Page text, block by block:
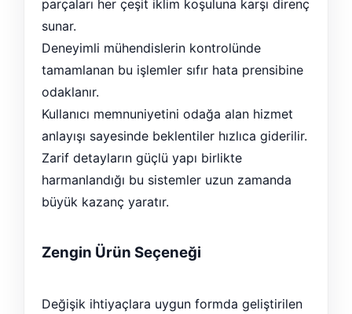
parçaları her çeşit iklim koşuluna karşı direnç
sunar.
Deneyimli mühendislerin kontrolünde
tamamlanan bu işlemler sıfır hata prensibine
odaklanır.
Kullanıcı memnuniyetini odağa alan hizmet
anlayışı sayesinde beklentiler hızlıca giderilir.
Zarif detayların güçlü yapı birlikte
harmanlandığı bu sistemler uzun zamanda
büyük kazanç yaratır.
Zengin Ürün Seçeneği
Değişik ihtiyaçlara uygun formda geliştirilen